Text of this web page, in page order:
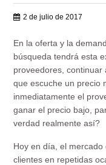
2 de julio de 2017
En la oferta y la
búsqueda tendrá esta
proveedores,
que escuche un precio
inmediatamente el
ganar el precio bajo,
verdad realmente así?
Hoy en día, el
clientes en repetidas